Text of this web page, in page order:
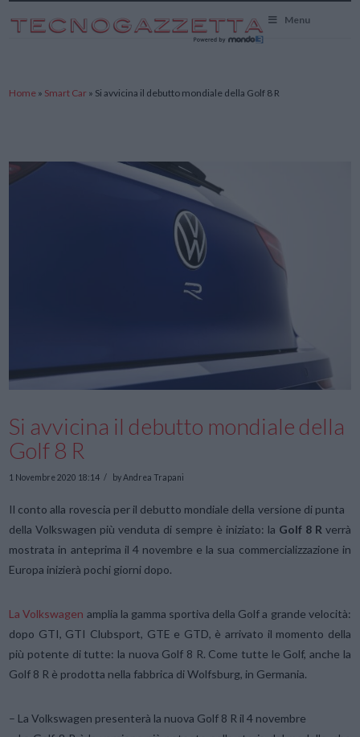
Menu
Home » Smart Car » Si avvicina il debutto mondiale della Golf 8 R
Si avvicina il debutto mondiale della
Golf 8 R
1 Novembre 2020 18:14 by Andrea Trapani
Il conto alla rovescia per il debutto mondiale della versione di punta
della Volkswagen più venduta di sempre è iniziato: la Golf 8 R verrà
mostrata in anteprima il 4 novembre e la sua commercializzazione in
Europa inizierà pochi giorni dopo.
La Volkswagen amplia la gamma sportiva della Golf a grande velocità:
dopo GTI, GTI Clubsport, GTE e GTD, è arrivato il momento della
più potente di tutte: la nuova Golf 8 R. Come tutte le Golf, anche la
Golf 8 R è prodotta nella fabbrica di Wolfsburg, in Germania.
– La Volkswagen presenterà la nuova Golf 8 R il 4 novembre